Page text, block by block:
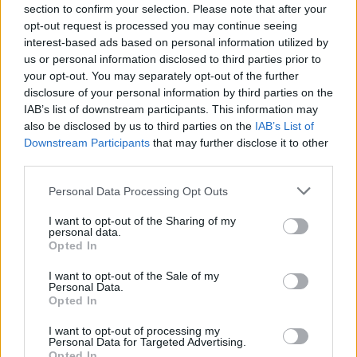
section to confirm your selection. Please note that after your
opt-out request is processed you may continue seeing
interest-based ads based on personal information utilized by
us or personal information disclosed to third parties prior to
your opt-out. You may separately opt-out of the further
disclosure of your personal information by third parties on the
IAB’s list of downstream participants. This information may
also be disclosed by us to third parties on the IAB’s List of
Downstream Participants that may further disclose it to other
Personal Data Processing Opt Outs
I want to opt-out of the Sharing of my
personal data.
Opted In
I want to opt-out of the Sale of my
Personal Data.
Opted In
I want to opt-out of processing my
Personal Data for Targeted Advertising.
PÉNZCENTRUM| 2026. február 10. 15:22
Szennyvíz ömlött a plafonból a Szent János
Kórházban: érik az újabb botrány?
Kedden reggel csőtörés miatt szennyvíz ömlött a Szent
János Kórház 17-es épületében működő fül-orr-
gégészeti ambulancia várójába.
Rákapcsolt az influenzajárvány itthon: 25 éve
Magyarországon súlyos influenzajárvány tombol, amely
elsősorban a gyermekeket érinti:
| 2026. február 5. 18:10
el ebben a kórházban